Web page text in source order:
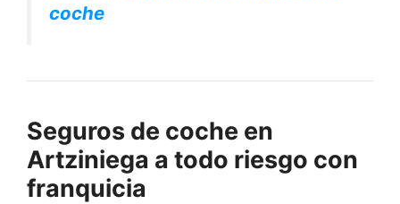
coche
Seguros de coche en
Artziniega a todo riesgo con
franquicia